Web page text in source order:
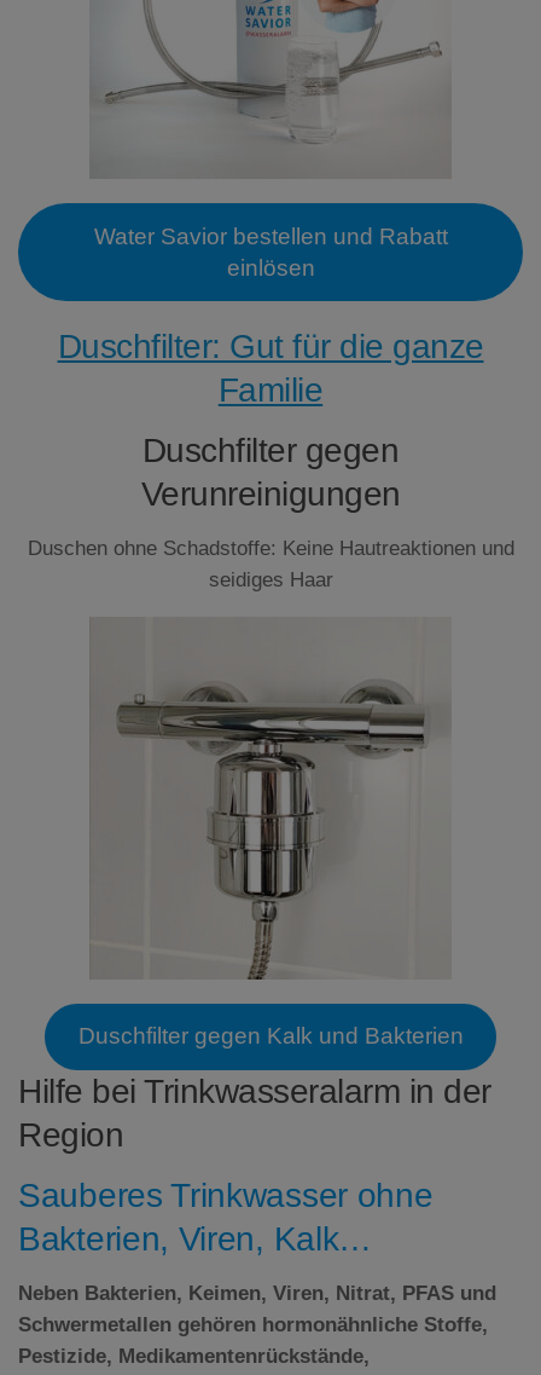
Water Savior bestellen und Rabatt
einlösen
Duschfilter: Gut für die ganze
Familie
Duschfilter gegen
Verunreinigungen
Duschen ohne Schadstoffe: Keine Hautreaktionen und
seidiges Haar
Duschfilter gegen Kalk und Bakterien
Hilfe bei Trinkwasseralarm in der
Region
Sauberes Trinkwasser ohne
Bakterien, Viren, Kalk…
Neben Bakterien, Keimen, Viren, Nitrat, PFAS und
Schwermetallen gehören hormonähnliche Stoffe,
Pestizide, Medikamentenrückstände,